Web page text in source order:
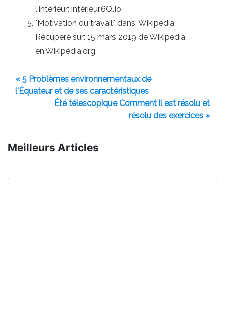
l'intérieur: intérieur.6Q.Io.
"Motivation du travail" dans: Wikipedia.
Récupéré sur: 15 mars 2019 de Wikipedia:
en.Wikipédia.org.
« 5 Problèmes environnementaux de
l'Équateur et de ses caractéristiques
Été télescopique Comment il est résolu et
résolu des exercices »
Meilleurs Articles